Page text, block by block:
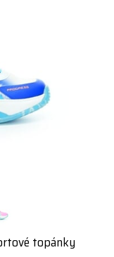
topánky